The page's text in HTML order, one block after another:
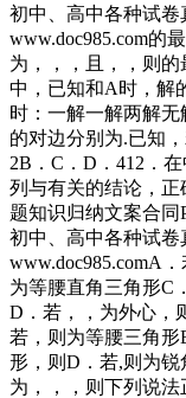
初中、高中各种试卷
www.doc985.com的
为，，，且，，则
中，已知和A时，解
时：一解一解两解
的对边分别为.已知
2B．C．D．412．
列与有关的结论，
题知识归纳文案合同
初中、高中各种试卷
www.doc985.comA
为等腰直角三角形C
D．若，，为外心，
若，则为等腰三角
形，则D．若,则为锐
为，，，则下列说